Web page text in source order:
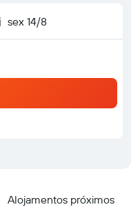
sex 14/8
Alojamentos próximos